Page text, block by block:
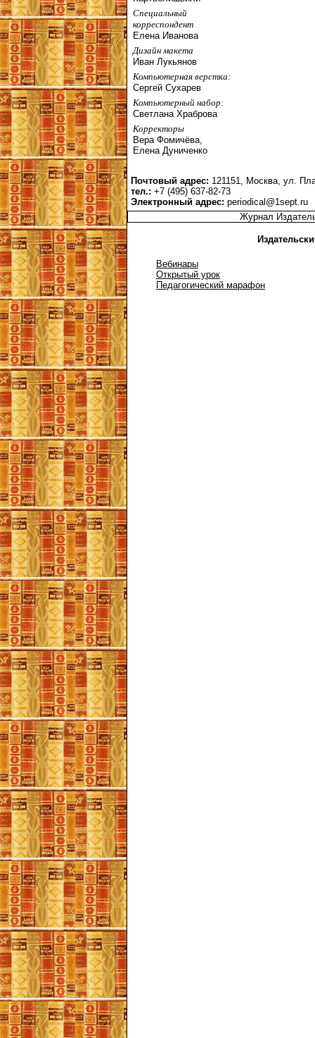
Специальный
корреспондент
Елена Иванова
Дизайн макета
Иван Лукьянов
Компьютерная верстка:
Сергей Сухарев
Компьютерный набор:
Светлана Храброва
Корректоры
Вера Фомичёва,
Елена Дуниченко
Почтовый адрес: 121151, Москва, ул.
тел.: +7 (495) 637-82-73
Электронный адрес: periodical@1sept.ru
Журнал
Вебинары
Открытый урок
Педагогический марафон